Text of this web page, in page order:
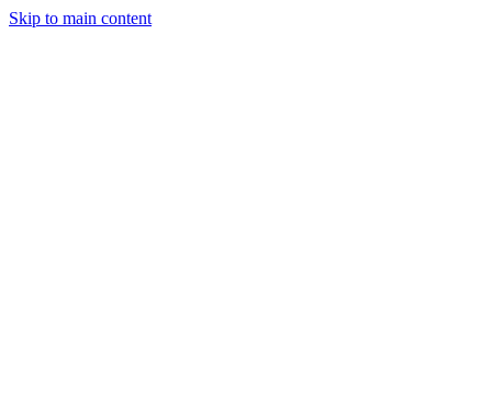
Skip to main content